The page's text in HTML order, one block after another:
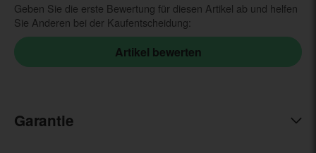
Geben Sie die erste Bewertung für diesen Artikel ab und helfen
Sie Anderen bei der Kaufentscheidung:
Garantie